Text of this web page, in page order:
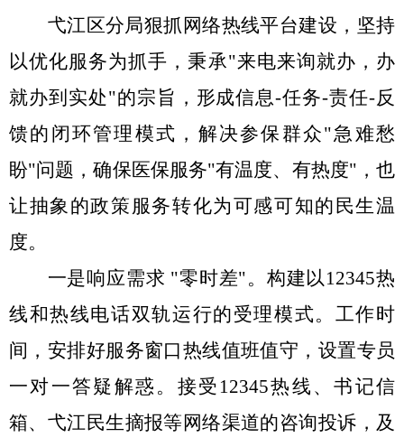
弋江区分局狠抓网络热线平台建设，坚持
以优化服务为抓手，秉承"来电来询就办，办
就办到实处"的宗旨，形成信息-任务-责任-反
馈的闭环管理模式，解决参保群众"急难愁
盼"问题，确保医保服务"有温度、有热度"，也
让抽象的政策服务转化为可感可知的民生温
度。
一是响应需求 "零时差"。 构建以12345热
线和热线电话双轨运行的受理模式。工作时
间，安排好服务窗口热线值班值守，设置专员
一对一答疑解惑。接受12345热线、书记信
箱、弋江民生摘报等网络渠道的咨询投诉，及